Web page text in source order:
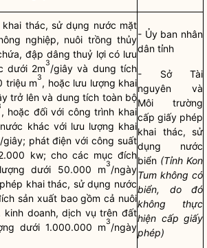
thác, sử dụng nước mặt
nghiệp, nuôi trồng thủy
đập dâng thuỷ lợi có lưu
dưới 2m3/giây và dung tích
triệu m3, hoặc lưu lượng khai
trở lên và dung tích toàn bộ
, hoặc đối với công trình khai
khác với lưu lượng khai
/giây; phát điện với công suất
kw; cho các mục đích
dưới 50.000 m3/ngày
khai thác, sử dụng nước
sản xuất bao gồm cả nuôi
kinh doanh, dịch vụ trên đất
dưới 1.000.000 m3/ngày
- Ủy ban nhân
dân tỉnh
- Sở Tài
nguyên và
Môi trường
cấp giấy phép
khai thác, sử
dụng nước
biển (Tỉnh Kon
Tum không có
biển, do đó
không thực
hiện cấp giấy
phép)